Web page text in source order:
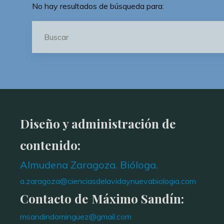
No hay resultados de búsqueda para:
Diseño y administración de
contenido:
Almudena Zaragoza. Bióloga.
a.zaragoza@cienciasdelavidaynuevabiologia.com
Contacto de Máximo Sandín:
msandindominguez@gmail.com